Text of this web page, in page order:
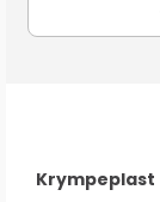
Krympeplast